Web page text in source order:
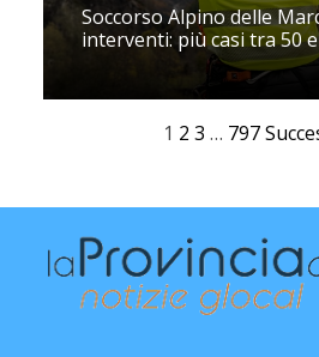
Soccorso Alpino delle
interventi: più casi tra 50
1 2 3 … 797